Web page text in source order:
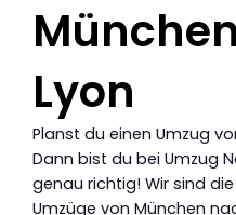
Lyon
Planst du einen Umzug
Dann bist du bei Umzug
genau richtig! Wir sind
Umzüge von München